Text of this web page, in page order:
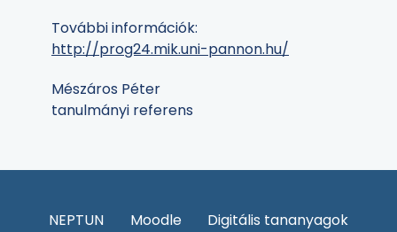
További információk:
http://prog24.mik.uni-pannon.hu/
Mészáros Péter
tanulmányi referens
NEPTUN Moodle
Digitális tananyagok